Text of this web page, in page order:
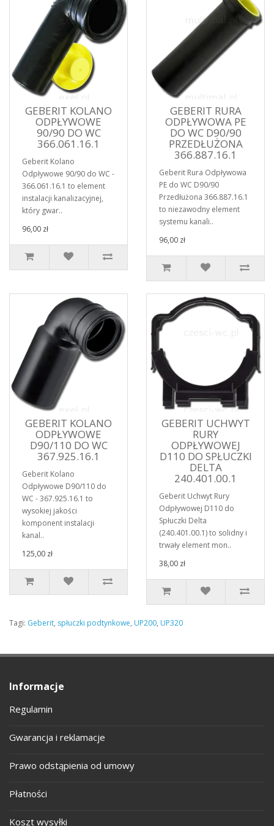
GEBERIT KOLANO
ODPŁYWOWE
90/90 DO WC
366.061.16.1
Geberit Kolano
Odpływowe 90/90 do WC -
366.061.16.1 to element
instalacji kanalizacyjnej,
który gwar..
96,00 zł
GEBERIT RURA
ODPŁYWOWA PE
DO WC D90/90
PRZEDŁUŻONA
366.887.16.1
Geberit Rura Odpływowa
PE do WC D90/90
Przedłużona 366.887.16.1
to niezawodny element
systemu kanali..
96,00 zł
GEBERIT KOLANO
ODPŁYWOWE
D90/110 DO WC
367.925.16.1
Geberit Kolano
Odpływowe D90/110 do
WC - 367.925.16.1 to
wysokiej jakości
komponent instalacji
kanal..
125,00 zł
GEBERIT UCHWYT
RURY
ODPŁYWOWEJ
D110 DO SPŁUCZKI
DELTA
240.401.00.1
Geberit Uchwyt Rury
Odpływowej D110 do
Spłuczki Delta
(240.401.00.1) to solidny i
trwały element mon..
38,00 zł
Tagi: Geberit, spłuczki podtynkowe, UP200, UP320
Informacje
Regulamin
Gwarancja i reklamacje
Prawo odstąpienia od umowy
Płatności
Koszt wysyłki